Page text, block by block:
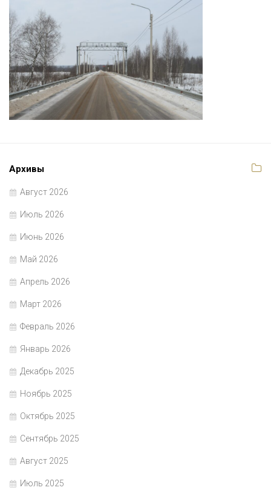
Архивы
Август 2026
Июль 2026
Июнь 2026
Май 2026
Апрель 2026
Март 2026
Февраль 2026
Январь 2026
Декабрь 2025
Ноябрь 2025
Октябрь 2025
Сентябрь 2025
Август 2025
Июль 2025